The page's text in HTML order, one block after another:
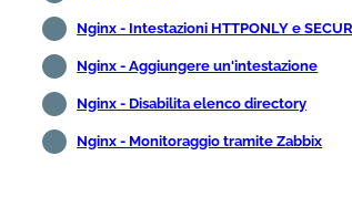
Nginx - Intestazioni HTTPONLY e
Nginx - Aggiungere un'intestazione
Nginx - Disabilita elenco directory
Nginx - Monitoraggio tramite Zabbix